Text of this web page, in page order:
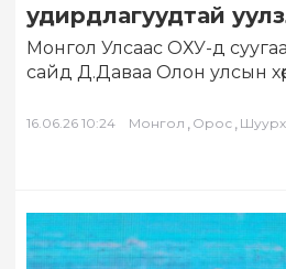
удирдлагуудтай
Монгол Улсаас ОХУ-д
сайд Д.Даваа Олон улсын
болон…
16.06.26 10:24 Монгол , Орос ,